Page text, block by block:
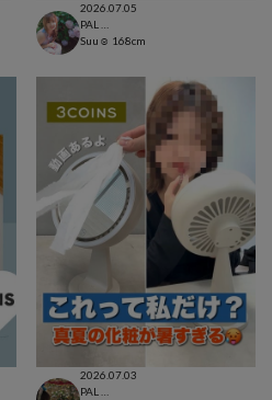
2026.07.05
Suu☺︎ 168cm
2026.07.03